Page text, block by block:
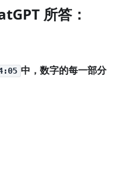
所答：
中，数字的每一部分